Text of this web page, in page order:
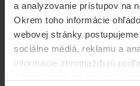
a analyzovanie prístupov na
Okrem toho informácie
webovej stránky
sociálne médiá, reklamu a
informácie zhromažďujú